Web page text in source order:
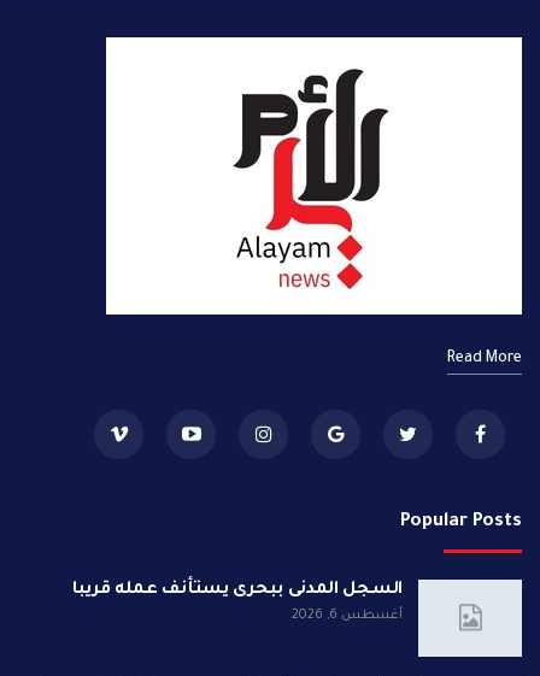
Read More
Popular Posts
السجل المدنى ببحرى يستأنف عمله قريبا
أغسطس 6, 2026